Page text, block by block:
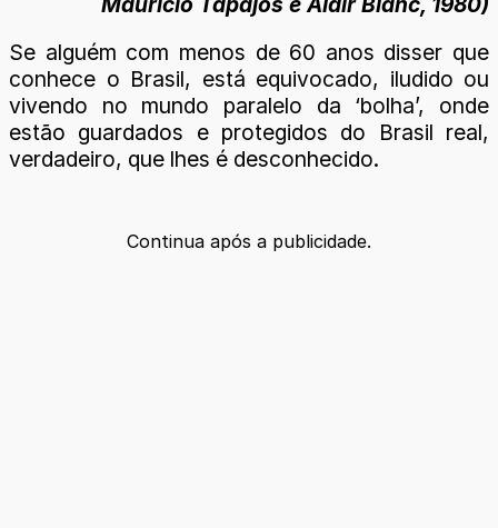
Se alguém com menos de 60 anos disser que
conhece o Brasil, está equivocado, iludido ou
vivendo no mundo paralelo da ‘bolha’, onde
estão guardados e protegidos do Brasil real,
verdadeiro, que lhes é desconhecido.
Continua após a publicidade.